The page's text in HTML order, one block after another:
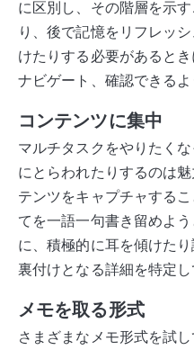
に区別し、その階層を示
り、後で記憶をリフレッ
けたりする必要があると
ナビゲート、確認できるよ
コンテンツに集中
マルチタスクをやりたく
にとらわれたりするのは
テンツをキャプチャする
てを一語一句書き留めよ
に、積極的に耳を傾けた
裏付けとなる詳細を特定し
メモを取る形式
さまざまなメモ形式を試